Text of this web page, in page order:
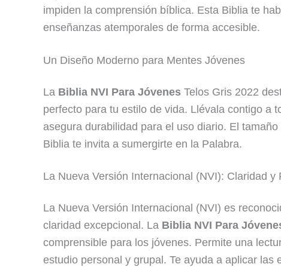
impiden la comprensión bíblica. Esta Biblia te
enseñanzas atemporales de forma accesible.
Un Diseño Moderno para Mentes Jóvenes
La Biblia NVI Para Jóvenes Telos Gris 2022
perfecto para tu estilo de vida. Llévala contigo a
asegura durabilidad para el uso diario. El
Biblia te invita a sumergirte en la Palabra.
La Nueva Versión Internacional (NVI): Claridad y
La Nueva Versión Internacional (NVI) es
claridad excepcional. La Biblia NVI Para
comprensible para los jóvenes. Permite una
estudio personal y grupal. Te ayuda a aplicar